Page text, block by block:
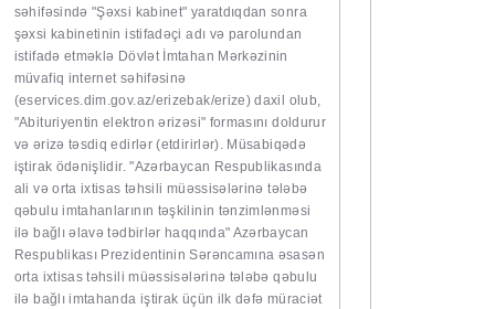
səhifəsində "Şəxsi kabinet" yaratdıqdan sonra
şəxsi kabinetinin istifadəçi adı və parolundan
istifadə etməklə Dövlət İmtahan Mərkəzinin
müvafiq internet səhifəsinə
(eservices.dim.gov.az/erizebak/erize) daxil olub,
"Abituriyentin elektron ərizəsi" formasını doldurur
və ərizə təsdiq edirlər (etdirirlər). Müsabiqədə
iştirak ödənişlidir. "Azərbaycan Respublikasında
ali və orta ixtisas təhsili müəssisələrinə tələbə
qəbulu imtahanlarının təşkilinin tənzimlənməsi
ilə bağlı əlavə tədbirlər haqqında" Azərbaycan
Respublikası Prezidentinin Sərəncamına əsasən
orta ixtisas təhsili müəssisələrinə tələbə qəbulu
ilə bağlı imtahanda iştirak üçün ilk dəfə müraciət